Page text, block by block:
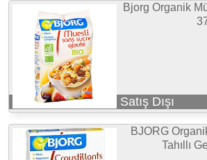
Bjorg Organik
Satış Dışı
BJORG
Tahıllı